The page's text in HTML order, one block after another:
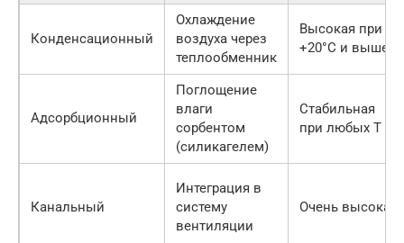
Конденсационный
Охлаждение
воздуха через
теплообменник
Высокая при
+20°C и выше
Адсорбционный
Поглощение
влаги
сорбентом
(силикагелем)
Стабильная
при любых Т
Канальный
Интеграция в
систему
вентиляции
Очень высокая